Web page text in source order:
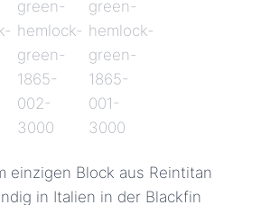
einzigen Block aus Reintitan
in Italien in der Blackfin